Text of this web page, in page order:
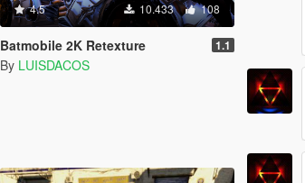
4.5 10.433 108
Batmobile 2K Retexture 1.1
By LUISDACOS